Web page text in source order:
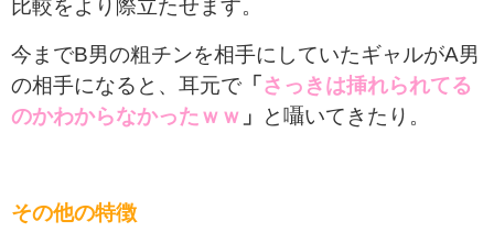
比較をより際立たせます。
今までB男の粗チンを相手にしていたギャルがA男
の相手になると、耳元で 「 さっきは挿れられてる
のかわからなかったｗｗ 」 と囁いてきたり。
その他の特徴